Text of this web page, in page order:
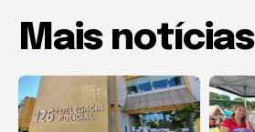
Mais notícias